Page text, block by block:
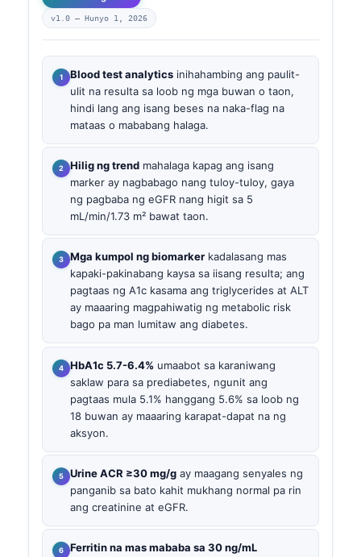
v1.0 — Hunyo 1, 2026
Blood test analytics inihahambing ang paulit-
ulit na resulta sa loob ng mga buwan o taon,
hindi lang ang isang beses na naka-flag na
mataas o mababang halaga.
Hilig ng trend mahalaga kapag ang isang
marker ay nagbabago nang tuloy-tuloy, gaya
ng pagbaba ng eGFR nang higit sa 5
mL/min/1.73 m² bawat taon.
Mga kumpol ng biomarker kadalasang mas
kapaki-pakinabang kaysa sa iisang resulta; ang
pagtaas ng A1c kasama ang triglycerides at ALT
ay maaaring magpahiwatig ng metabolic risk
bago pa man lumitaw ang diabetes.
HbA1c 5.7-6.4% umaabot sa karaniwang
saklaw para sa prediabetes, ngunit ang
pagtaas mula 5.1% hanggang 5.6% sa loob ng
18 buwan ay maaaring karapat-dapat na ng
aksyon.
Urine ACR ≥30 mg/g ay maagang senyales ng
panganib sa bato kahit mukhang normal pa rin
ang creatinine at eGFR.
Ferritin na mas mababa sa 30 ng/mL